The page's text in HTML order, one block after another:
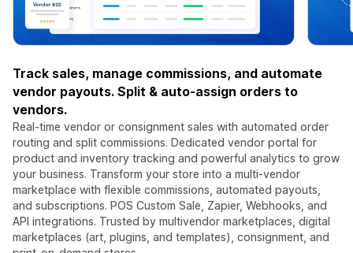
Track sales, manage commissions, and automate
vendor payouts. Split & auto-assign orders to
vendors.
Real-time vendor or consignment sales with automated order
routing and split commissions. Dedicated vendor portal for
product and inventory tracking and powerful analytics to grow
your business. Transform your store into a multi-vendor
marketplace with flexible commissions, automated payouts,
and subscriptions. POS Custom Sale, Zapier, Webhooks, and
API integrations. Trusted by multivendor marketplaces, digital
marketplaces (art, plugins, and templates), consignment, and